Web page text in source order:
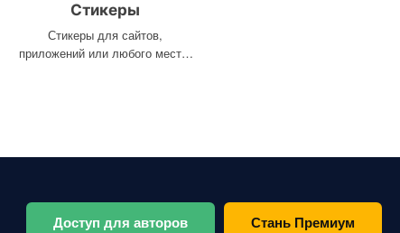
Стикеры
Стикеры для сайтов,
приложений или любого места,
Доступ для авторов Стань Премиум